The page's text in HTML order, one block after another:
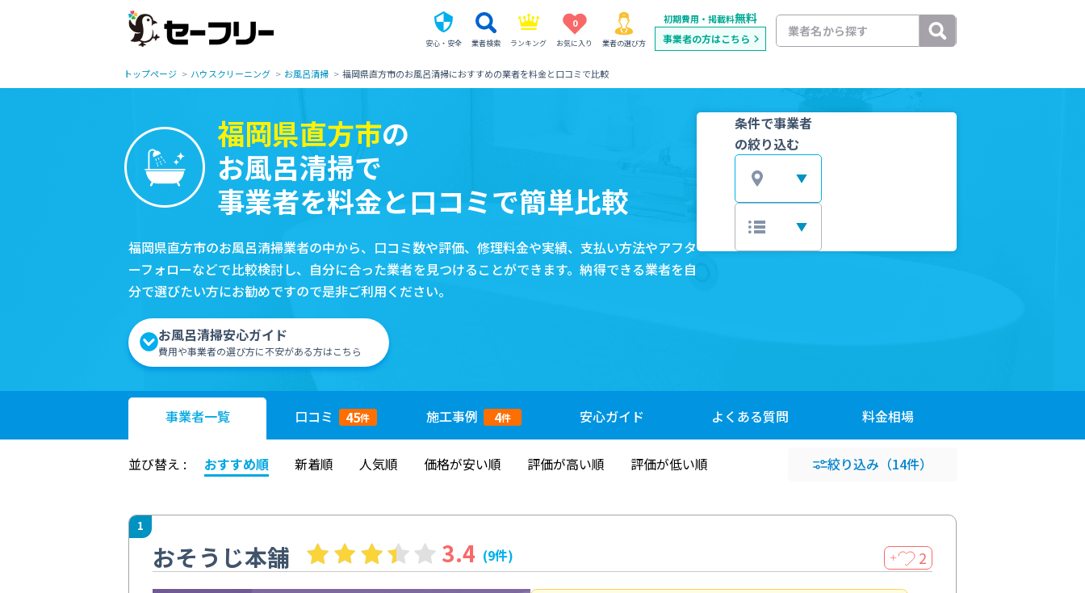
安心・安全 業者検索 ランキング
0
お気に入り 業者の選び方
初期費用・掲載料無料
事業者の方はこちら
トップページ ハウスクリーニング お風呂清掃 福岡県直方市のお風呂清掃におすすめの業者を料金と口コミで比較
福岡県直方市の
お風呂清掃で
事業者を料金と口コミで簡単比較
福岡県直方市のお風呂清掃業者の中から、口コミ数や評価、修理料金や実績、支払い方法やアフタ
ーフォローなどで比較検討し、自分に合った業者を見つけることができます。納得できる業者を自
分で選びたい方にお勧めですので是非ご利用ください。
お風呂清掃安心ガイド
費用や事業者の選び方に不安がある方はこちら
条件で事業者
の絞り込む
事業者一覧 口コミ 45件 施工事例 4件 安心ガイド よくある質問 料金相場
並び替え : おすすめ順 新着順 人気順 価格が安い順 評価が高い順 評価が低い順 絞り込み （14件）
1
おそうじ本舗 3.4 (9件) ＋ 2